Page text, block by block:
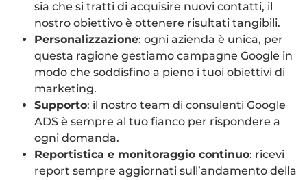
sia che si tratti di acquisire nuovi contatti, il
nostro obiettivo è ottenere risultati tangibili.
Personalizzazione: ogni azienda è unica, per
questa ragione gestiamo campagne Google in
modo che soddisfino a pieno i tuoi obiettivi di
marketing.
Supporto: il nostro team di consulenti Google
ADS è sempre al tuo fianco per rispondere a
ogni domanda.
Reportistica e monitoraggio continuo: ricevi
report sempre aggiornati sull’andamento della